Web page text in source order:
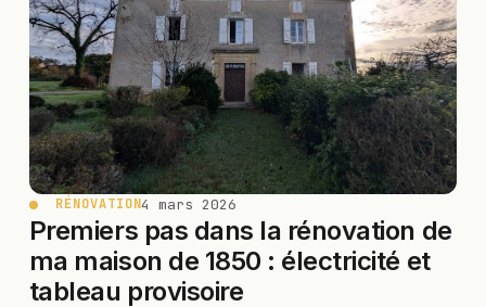
RÉNOVATION4 mars 2026
Premiers pas dans la rénovation de
ma maison de 1850 : électricité et
tableau provisoire